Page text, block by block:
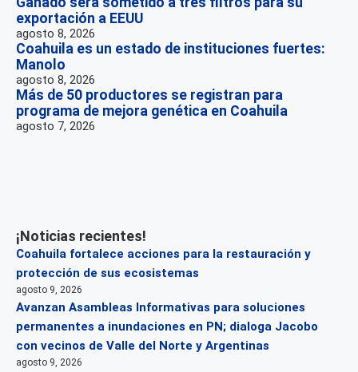
exportación a EEUU
agosto 8, 2026
Coahuila es un estado de instituciones fuertes:
Manolo
agosto 8, 2026
Más de 50 productores se registran para
programa de mejora genética en Coahuila
agosto 7, 2026
¡Noticias recientes!
Coahuila fortalece acciones para la restauración y
protección de sus ecosistemas
agosto 9, 2026
Avanzan Asambleas Informativas para soluciones
permanentes a inundaciones en PN; dialoga Jacobo
con vecinos de Valle del Norte y Argentinas
agosto 9, 2026